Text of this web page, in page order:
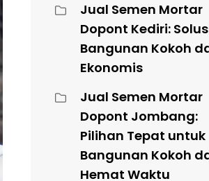
Jual Semen Mortar
Dopont Kediri:
Bangunan Kokoh
Ekonomis
Jual Semen Mortar
Dopont Jombang:
Pilihan Tepat untuk
Bangunan Kokoh
Hemat Waktu